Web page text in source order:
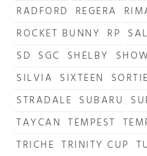
RADFORD REGERA
ROCKET BUNNY RP
SD SGC SHELBY
SILVIA SIXTEEN SORTIE
STRADALE SUBARU
TAYCAN TEMPEST
TRICHE TRINITY CUP